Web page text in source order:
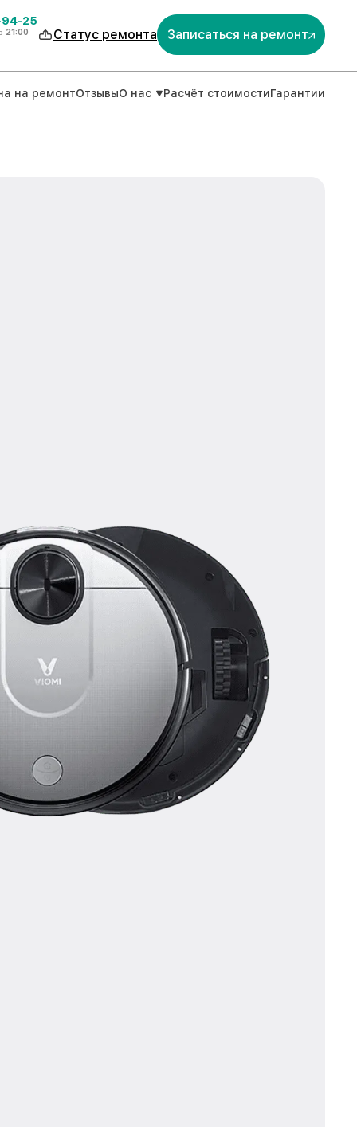
94-25
21:00 Статус ремонта Записаться на ремонт
на ремонтОтзывыО нас Расчёт стоимостиГарантии